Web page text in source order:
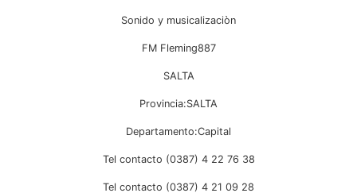
Sonido y musicalizaciòn
FM Fleming887
SALTA
Provincia:SALTA
Departamento:Capital
Tel contacto (0387) 4 22 76 38
Tel contacto (0387) 4 21 09 28